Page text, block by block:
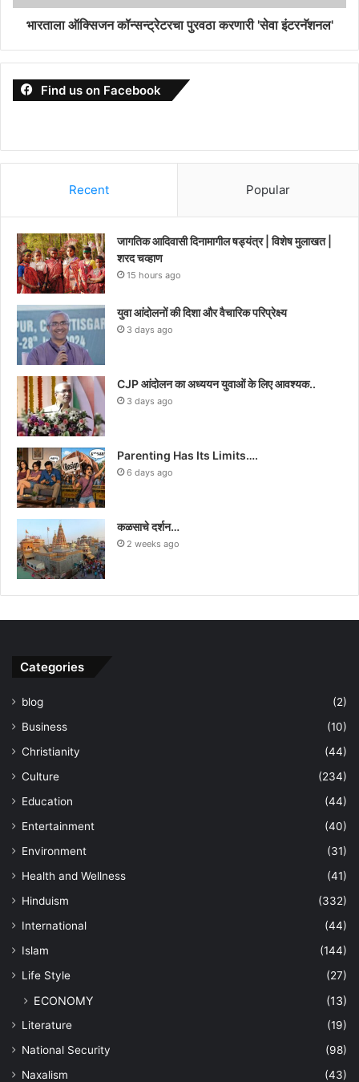
भारताला ऑक्सिजन कॉन्सन्ट्रेटरचा पुरवठा करणारी 'सेवा इंटरनॅशनल'
Find us on Facebook
Recent Popular
जागतिक आदिवासी दिनामागील षड्यंत्र | विशेष मुलाखत |
शरद चव्हाण
15 hours ago
युवा आंदोलनों की दिशा और वैचारिक परिप्रेक्ष्य
3 days ago
CJP आंदोलन का अध्ययन युवाओं के लिए आवश्यक..
3 days ago
Parenting Has Its Limits….
6 days ago
कळसाचे दर्शन…
2 weeks ago
Categories
blog
(2)
Business
(10)
Christianity
(44)
Culture
(234)
Education
(44)
Entertainment
(40)
Environment
(31)
Health and Wellness
(41)
Hinduism
(332)
International
(44)
Islam
(144)
Life Style
(27)
ECONOMY (13)
Literature
(19)
National Security
(98)
Naxalism
(43)